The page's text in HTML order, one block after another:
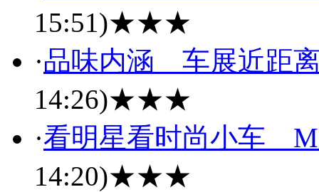
15:51)★★★
·品味内涵 车展近距
14:26)★★★
·看明星看时尚小车
14:20)★★★